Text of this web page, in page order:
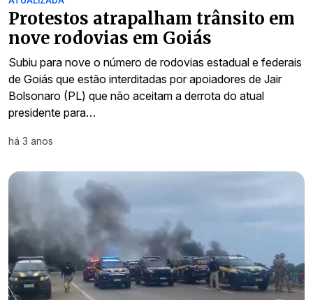
Protestos atrapalham trânsito em
nove rodovias em Goiás
Subiu para nove o número de rodovias estadual e federais
de Goiás que estão interditadas por apoiadores de Jair
Bolsonaro (PL) que não aceitam a derrota do atual
presidente para…
há 3 anos